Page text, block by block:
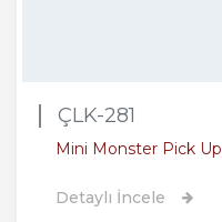
ÇLK-281
Mini Monster Pick Up
Detaylı İncele